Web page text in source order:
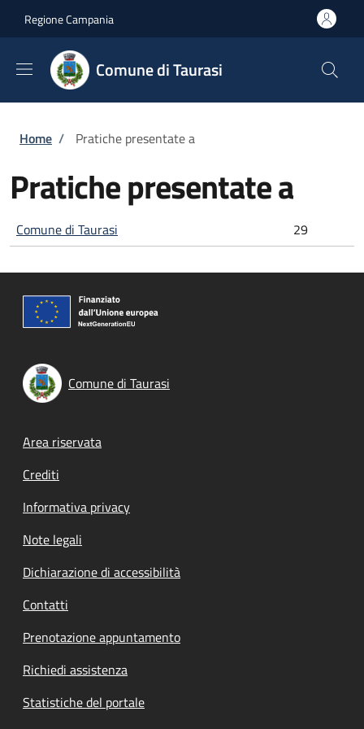
Regione Campania
Comune di Taurasi
Briciole di pane
Home / Pratiche presentate a
Pratiche presentate a
Comune di Taurasi 29
Comune di Taurasi
Footer menu
Area riservata
Crediti
Informativa privacy
Note legali
Dichiarazione di accessibilità
Contatti
Prenotazione appuntamento
Richiedi assistenza
Statistiche del portale